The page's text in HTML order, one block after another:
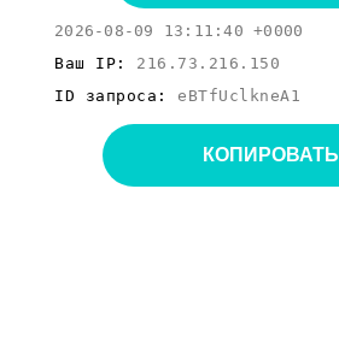
2026-08-09 13:11:40 +0000
Ваш IP: 216.73.216.150
ID запроса: eBTfUclkneA1
КОПИРОВАТЬ